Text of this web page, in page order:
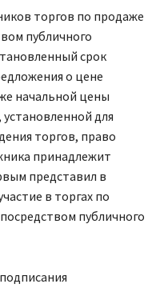
торгов по продаже
публичного
срок
о цене
начальной цены
для
торгов, право
принадлежит
представил в
в торгах по
публичного